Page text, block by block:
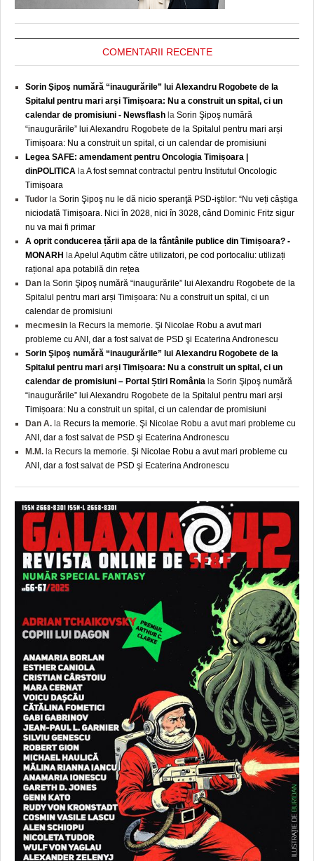
COMENTARII RECENTE
Sorin Şipoş numără “inaugurările” lui Alexandru Rogobete de la
Spitalul pentru mari arși Timișoara: Nu a construit un spital, ci un
calendar de promisiuni - Newsflash la Sorin Şipoş numără
“inaugurările” lui Alexandru Rogobete de la Spitalul pentru mari arși
Timișoara: Nu a construit un spital, ci un calendar de promisiuni
Legea SAFE: amendament pentru Oncologia Timișoara |
dinPOLITICA laA fost semnat contractul pentru Institutul Oncologic
Timișoara
Tudor la Sorin Şipoş nu le dă nicio speranţă PSD-iştilor: “Nu veți câștiga
niciodată Timișoara. Nici în 2028, nici în 3028, când Dominic Fritz sigur
nu va mai fi primar
A oprit conducerea țării apa de la fântânile publice din Timișoara? -
MONARH laApelul Aqutim către utilizatori, pe cod portocaliu: utilizați
rațional apa potabilă din rețea
Dan la Sorin Şipoş numără “inaugurările” lui Alexandru Rogobete de la
Spitalul pentru mari arși Timișoara: Nu a construit un spital, ci un
calendar de promisiuni
mecmesin la Recurs la memorie. Şi Nicolae Robu a avut mari
probleme cu ANI, dar a fost salvat de PSD şi Ecaterina Andronescu
Sorin Şipoş numără “inaugurările” lui Alexandru Rogobete de la
Spitalul pentru mari arși Timișoara: Nu a construit un spital, ci un
calendar de promisiuni – Portal Știri România la Sorin Şipoş numără
“inaugurările” lui Alexandru Rogobete de la Spitalul pentru mari arși
Timișoara: Nu a construit un spital, ci un calendar de promisiuni
Dan A. la Recurs la memorie. Şi Nicolae Robu a avut mari probleme cu
ANI, dar a fost salvat de PSD şi Ecaterina Andronescu
M.M. la Recurs la memorie. Şi Nicolae Robu a avut mari probleme cu
ANI, dar a fost salvat de PSD şi Ecaterina Andronescu